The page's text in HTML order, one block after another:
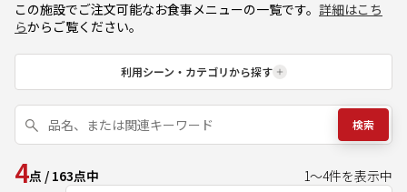
この施設でご注文可能なお食事メニューの一覧です。 詳細はこち
らからご覧ください。
利用シーン・カテゴリから探す
検索
4点 / 163点中 1～4件を表示中